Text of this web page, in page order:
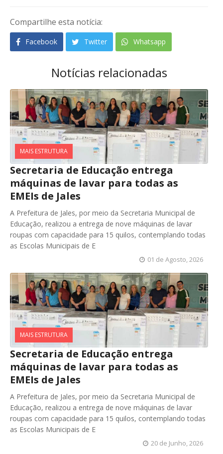
Compartilhe esta notícia:
Facebook Twitter Whatsapp
Notícias relacionadas
MAIS ESTRUTURA
Secretaria de Educação entrega
máquinas de lavar para todas as
EMEIs de Jales
A Prefeitura de Jales, por meio da Secretaria Municipal de
Educação, realizou a entrega de nove máquinas de lavar
roupas com capacidade para 15 quilos, contemplando todas
as Escolas Municipais de E
01 de Agosto, 2026
MAIS ESTRUTURA
Secretaria de Educação entrega
máquinas de lavar para todas as
EMEIs de Jales
A Prefeitura de Jales, por meio da Secretaria Municipal de
Educação, realizou a entrega de nove máquinas de lavar
roupas com capacidade para 15 quilos, contemplando todas
as Escolas Municipais de E
20 de Junho, 2026